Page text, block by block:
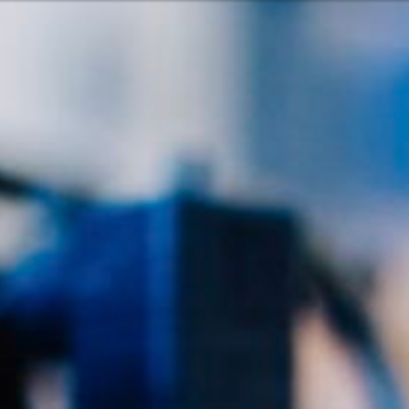
i proizvodima? Potrebna vam je
Ili možda ne
Pomoć i